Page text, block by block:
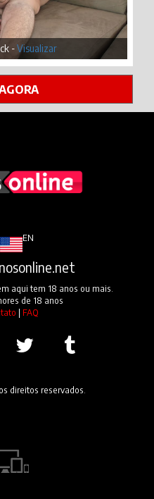
-Visualizar
EN
aqui tem 18 anos ou mais.
de 18 anos
| FAQ
direitos reservados.